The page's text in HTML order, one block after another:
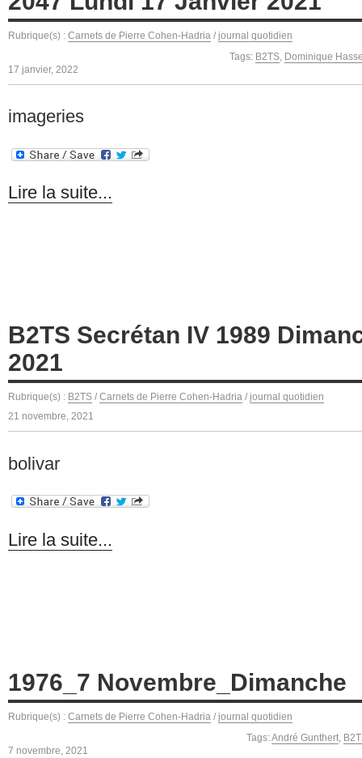
Rubrique(s) : Carnets de Pierre Cohen-Hadria / journal quotidien
Tags: B2TS Dominique
17 janvier, 2022
imageries
Lire la suite...
B2TS Secrétan IV 1989
2021
Rubrique(s) : B2TS / Carnets de Pierre Cohen-Hadria / journal quotidien
21 novembre, 2021
bolivar
Lire la suite...
1976_7 Novembre_Dimanche
Rubrique(s) : Carnets de Pierre Cohen-Hadria / journal quotidien
Tags:André Gunthert,
7 novembre, 2021